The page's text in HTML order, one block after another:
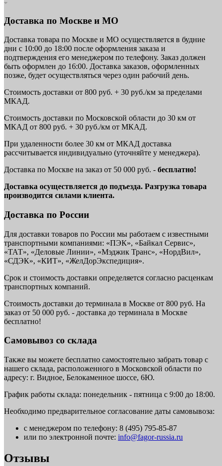
Доставка по Москве и МО
Доставка товара по Москве и МО осуществляется в будние
дни с 10:00 до 18:00 после оформления заказа и
подтверждения его менеджером по телефону. Заказ должен
быть оформлен до 16:00. Доставка заказов, оформленных
позже, будет осуществляться через один рабочий день.
Стоимость доставки от 800 руб. + 30 руб./км за пределами
МКАД.
Стоимость доставки по Московской области до 30 км от
МКАД от 800 руб. + 30 руб./км от МКАД.
При удаленности более 30 км от МКАД доставка
рассчитывается индивидуально (уточняйте у менеджера).
Доставка по Москве на заказ от 50 000 руб. - бесплатно!
Доставка осуществляется до подъезда. Разгрузка товара
производится силами клиента.
Доставка по России
Для доставки товаров по России мы работаем с известными
транспортными компаниями: «ПЭК», «Байкал Сервис»,
«ТАТ», «Деловые Линии», «Мэджик Транс», «НордВил»,
«СДЭК», «КИТ», «ЖелДорЭкспедиция».
Срок и стоимость доставки определяется согласно расценкам
транспортных компаний.
Стоимость доставки до терминала в Москве от 800 руб. На
заказ от 50 000 руб. - доставка до терминала в Москве
бесплатно!
Самовывоз со склада
Также вы можете бесплатно самостоятельно забрать товар с
нашего склада, расположенного в Московской области по
адресу: г. Видное, Белокаменное шоссе, 6Ю.
График работы склада: понедельник - пятница с 9:00 до 18:00.
Необходимо предварительное согласование даты самовывоза:
с менеджером по телефону: 8 (495) 795-85-87
или по электронной почте: info@fagor-russia.ru
Отзывы